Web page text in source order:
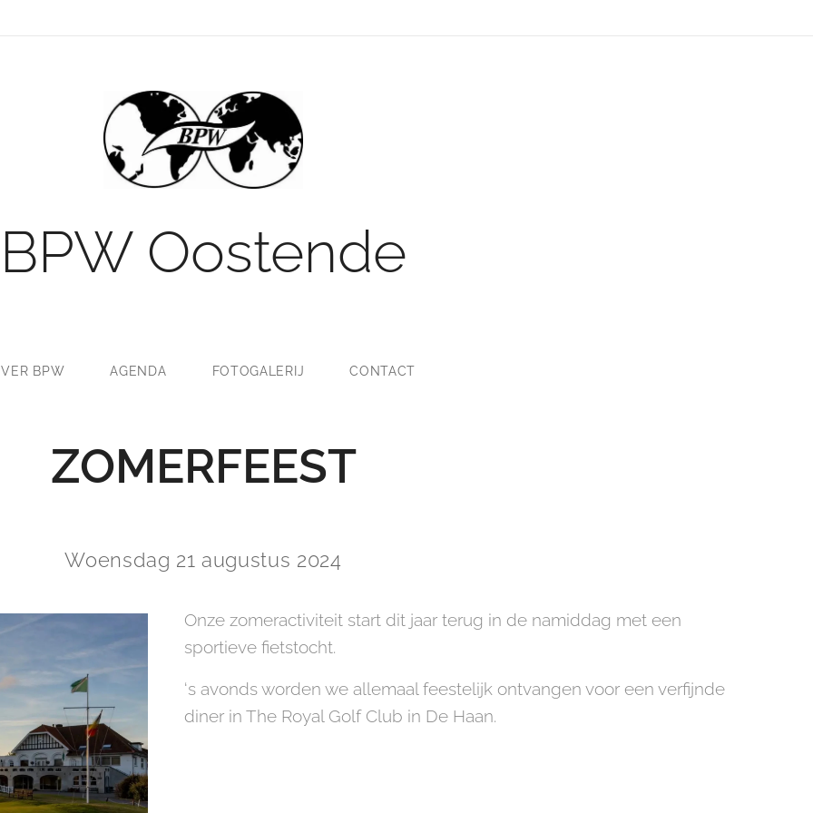
BPW Oostende
BPW AGENDA FOTOGALERIJ CONTACT
ZOMERFEEST
Woensdag 21 augustus 2024
Onze zomeractiviteit start dit jaar terug in de namiddag met een
sportieve fietstocht.
‘s avonds worden we allemaal feestelijk ontvangen voor een verfijnde
diner in The Royal Golf Club in De Haan.